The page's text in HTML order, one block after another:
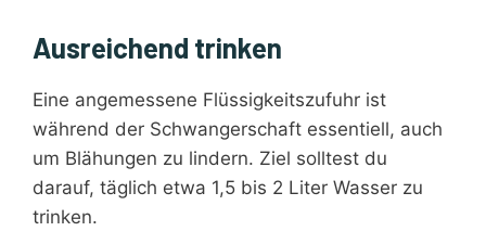
Ausreichend trinken
Eine angemessene Flüssigkeitszufuhr ist
während der Schwangerschaft essentiell, auch
um Blähungen zu lindern. Ziel solltest du
darauf, täglich etwa 1,5 bis 2 Liter Wasser zu
trinken.